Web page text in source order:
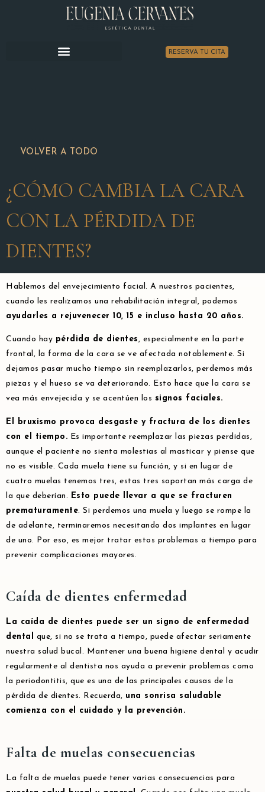
RESERVA TU CITA
VOLVER A TODO
¿CÓMO CAMBIA LA CARA
CON LA PÉRDIDA DE
DIENTES?
Hablemos del envejecimiento facial. A nuestros pacientes,
cuando les realizamos una rehabilitación integral, podemos
ayudarles a rejuvenecer 10, 15 e incluso hasta 20 años.
Cuando hay pérdida de dientes, especialmente en la parte
frontal, la forma de la cara se ve afectada notablemente. Si
dejamos pasar mucho tiempo sin reemplazarlos, perdemos más
piezas y el hueso se va deteriorando. Esto hace que la cara se
vea más envejecida y se acentúen los signos faciales.
El bruxismo provoca desgaste y fractura de los dientes
con el tiempo. Es importante reemplazar las piezas perdidas,
aunque el paciente no sienta molestias al masticar y piense que
no es visible. Cada muela tiene su función, y si en lugar de
cuatro muelas tenemos tres, estas tres soportan más carga de
la que deberían. Esto puede llevar a que se fracturen
prematuramente. Si perdemos una muela y luego se rompe la
de adelante, terminaremos necesitando dos implantes en lugar
de uno. Por eso, es mejor tratar estos problemas a tiempo para
prevenir complicaciones mayores.
Caída de dientes enfermedad
La caída de dientes puede ser un signo de enfermedad
dental que, si no se trata a tiempo, puede afectar seriamente
nuestra salud bucal. Mantener una buena higiene dental y acudir
regularmente al dentista nos ayuda a prevenir problemas como
la periodontitis, que es una de las principales causas de la
pérdida de dientes. Recuerda, una sonrisa saludable
comienza con el cuidado y la prevención.
Falta de muelas consecuencias
La falta de muelas puede tener varias consecuencias para